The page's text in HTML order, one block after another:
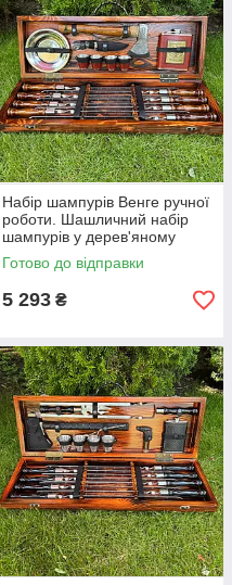
Набір шампурів Венге ручної
роботи. Шашличний набір
шампурів у дерев'яному
кейсі.
Готово до відправки
5 293 ₴